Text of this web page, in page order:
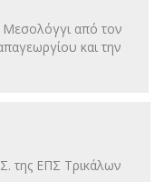
Μεσολόγγι από τον
και την
της ΕΠΣ Τρικάλων